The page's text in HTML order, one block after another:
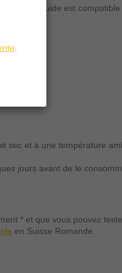
. Ce liquide est
sec et à une température
jours avant de le
* et que vous pouvez
en Suisse Romande.
.